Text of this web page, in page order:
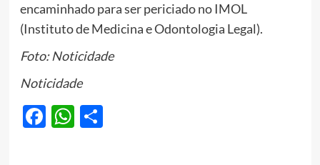
encaminhado para ser periciado no IMOL
(Instituto de Medicina e Odontologia Legal).
Foto: Noticidade
Noticidade
Facebook
WhatsApp
Share